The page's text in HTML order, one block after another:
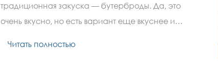
или
копченого
лосося
традиционная закуска — бутерброды. Да, это
очень вкусно, но есть вариант еще вкуснее и…
Читать полностью